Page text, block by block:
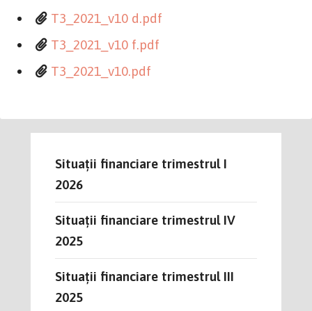
T3_2021_v10 d.pdf
T3_2021_v10 f.pdf
T3_2021_v10.pdf
Situații financiare trimestrul I
2026
Situații financiare trimestrul IV
2025
Situații financiare trimestrul III
2025